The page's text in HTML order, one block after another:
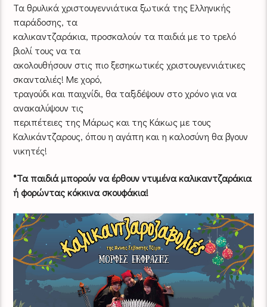
Τα θρυλικά χριστουγεννιάτικα ξωτικά της Ελληνικής
παράδοσης, τα
καλικαντζαράκια, προσκαλούν τα παιδιά με το τρελό
βιολί τους να τα
ακολουθήσουν στις πιο ξεσηκωτικές χριστουγεννιάτικες
σκανταλιές! Με χορό,
τραγούδι και παιχνίδι, θα ταξιδέψουν στο χρόνο για να
ανακαλύψουν τις
περιπέτειες της Μάρως και της Κάκως με τους
Καλικάντζαρους, όπου η αγάπη και η καλοσύνη θα βγουν
νικητές!
*Τα παιδιά μπορούν να έρθουν ντυμένα καλικαντζαράκια
ή φορώντας κόκκινα σκουφάκια!